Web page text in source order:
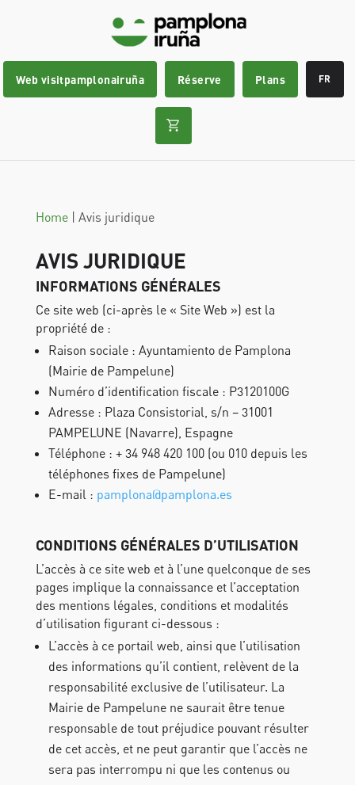
Web visitpamplonairuña Réserve Plans FR
Home| Avis juridique
AVIS JURIDIQUE
INFORMATIONS GÉNÉRALES
Ce site web (ci-après le « Site Web ») est la
propriété de :
Raison sociale : Ayuntamiento de Pamplona
(Mairie de Pampelune)
Numéro d’identification fiscale : P3120100G
Adresse : Plaza Consistorial, s/n – 31001
PAMPELUNE (Navarre), Espagne
Téléphone : + 34 948 420 100 (ou 010 depuis les
téléphones fixes de Pampelune)
E-mail : pamplona@pamplona.es
CONDITIONS GÉNÉRALES D’UTILISATION
L’accès à ce site web et à l’une quelconque de ses
pages implique la connaissance et l’acceptation
des mentions légales, conditions et modalités
d’utilisation figurant ci-dessous :
L’accès à ce portail web, ainsi que l’utilisation
des informations qu’il contient, relèvent de la
responsabilité exclusive de l’utilisateur. La
Mairie de Pampelune ne saurait être tenue
responsable de tout préjudice pouvant résulter
de cet accès, et ne peut garantir que l’accès ne
sera pas interrompu ni que les contenus ou